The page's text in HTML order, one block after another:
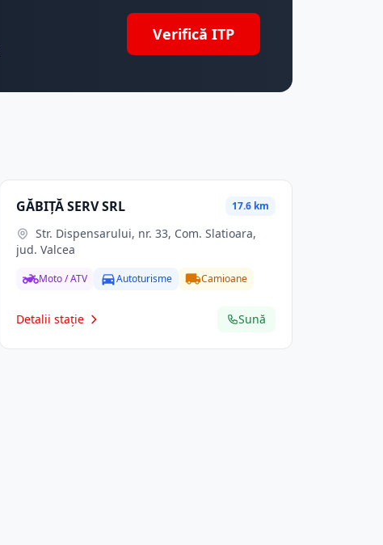
Verifică ITP
GĂBIŢĂ SERV SRL 17.6 km
Str. Dispensarului, nr. 33, Com. Slatioara,
jud. Valcea
Moto / ATV Autoturisme Camioane
Detalii stație Sună